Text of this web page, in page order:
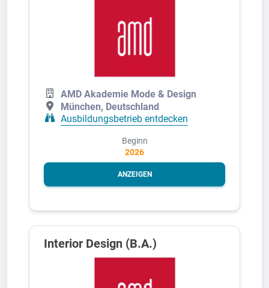
AMD Akademie Mode & Design
München, Deutschland
Ausbildungsbetrieb entdecken
Beginn
2026
ANZEIGEN
Interior Design (B.A.)